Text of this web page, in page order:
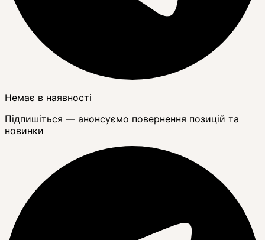
Немає в наявності
Підпишіться — анонсуємо повернення позицій та
новинки